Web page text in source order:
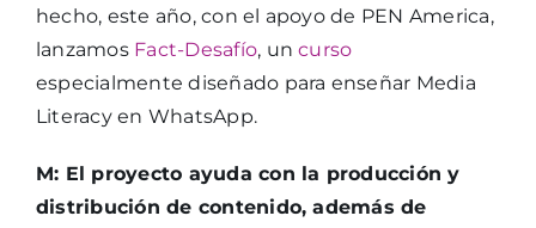
hecho, este año, con el apoyo de PEN America,
lanzamos Fact-Desafío, uncurso
especialmente diseñado para enseñar Media
Literacy en WhatsApp.
M: El proyecto ayuda con la producción y
distribución de contenido, además de